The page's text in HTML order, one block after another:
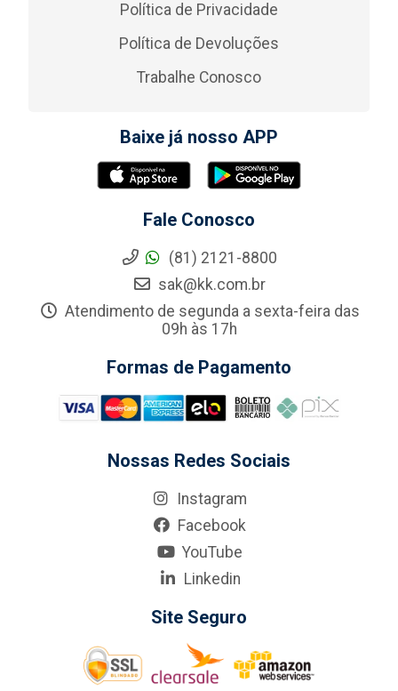
Política de Privacidade
Política de Devoluções
Trabalhe Conosco
Baixe já nosso APP
Fale Conosco
(81) 2121-8800
sak@kk.com.br
Atendimento de segunda a sexta-feira das
09h às 17h
Formas de Pagamento
Nossas Redes Sociais
Instagram
Facebook
YouTube
Linkedin
Site Seguro